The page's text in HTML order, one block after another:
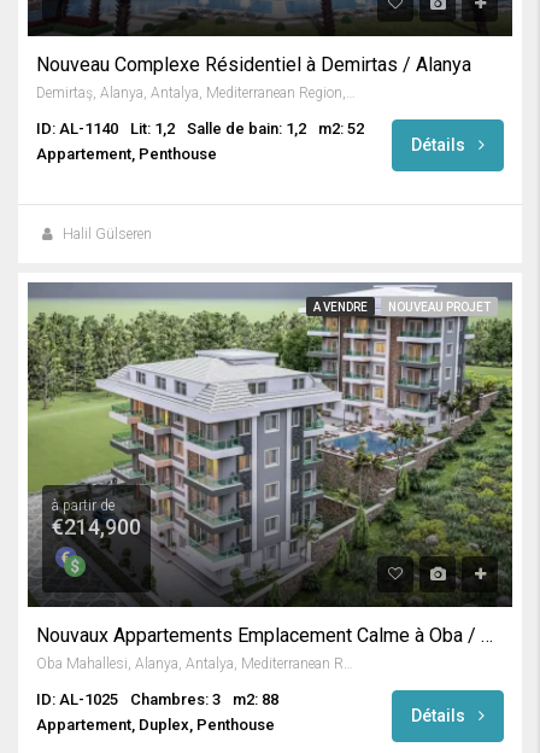
Nouveau Complexe Résidentiel à Demirtas / Alanya
ID: AL-1140 Lit: 1,2 Salle de bain: 1,2
m2: 52
Appartement, Penthouse
Détails
Halil Gülseren
A VENDRE NOUVEAU PROJET
à partir de
€214,900
Nouvaux Appartements Emplacement Calme à Oba / Alanya
Oba Mahallesi, Alanya, Antalya, Mediterranean Region, Turkey
ID: AL-1025 Chambres: 3
m2: 88
Appartement, Duplex, Penthouse
Détails